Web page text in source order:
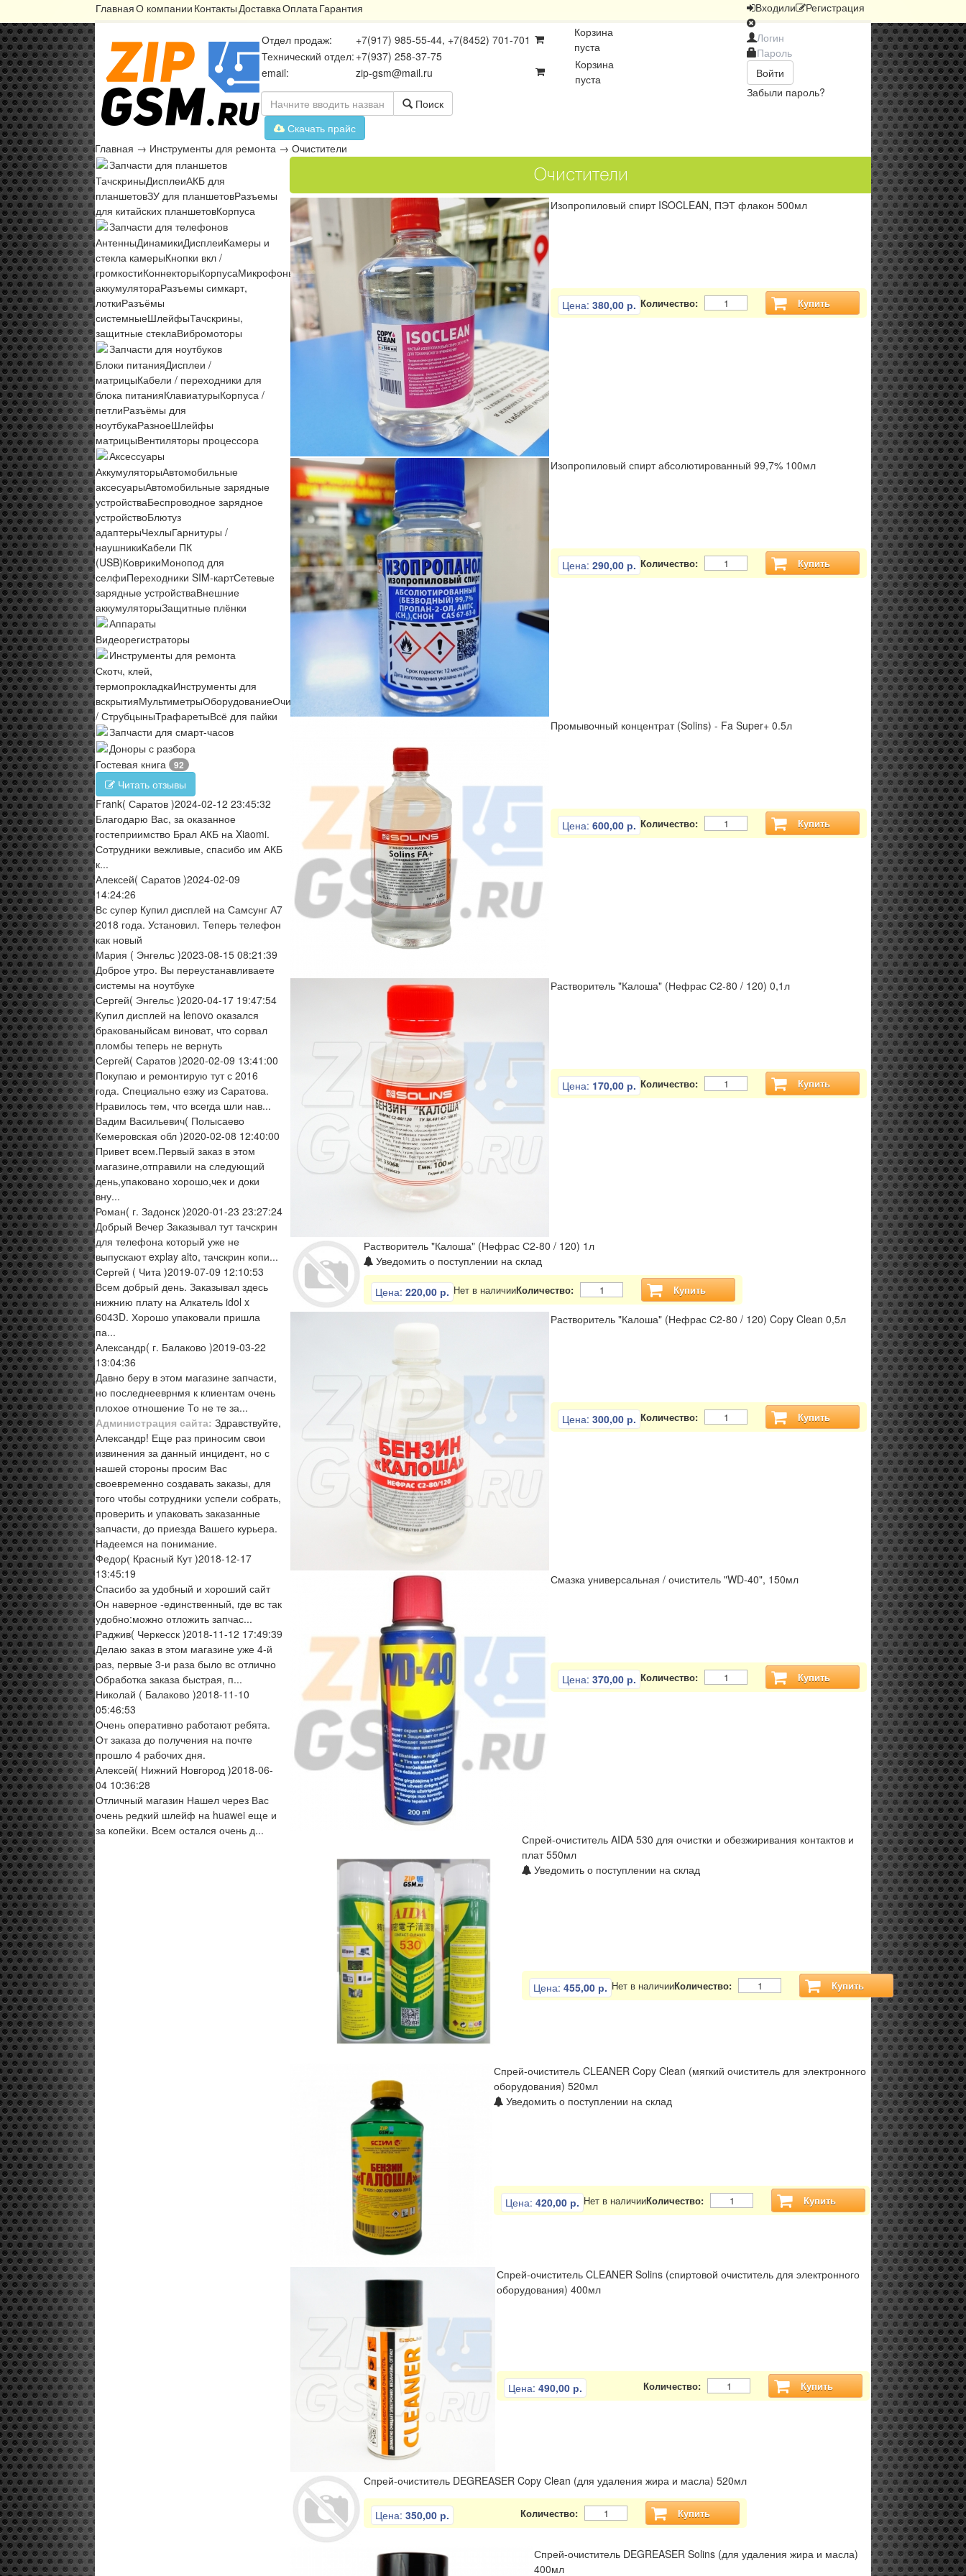
ГлавнаяО компании КонтактыДоставкаОплатаГарантия Входили Регистрация
Войти
Забыли пароль?
Отдел продаж:
+7(917) 985-55-44, +7(8452) 701-701
Технический отдел: +7(937) 258-37-75
email:
zip-gsm@mail.ru
Корзина
пуста
Корзина
пуста
Поиск
Скачать прайс
Главная → Инструменты для ремонта → Очистители
Запчасти для планшетов
ТачскриныДисплеиАКБ для
планшетовЗУ для планшетовРазъемы
для китайских планшетовКорпуса
Запчасти для телефонов
АнтенныДинамикиДисплеиКамеры и
стекла камерыКнопки вкл /
громкостиКоннекторыКорпусаМикрофоныМикросхемы ПлатыРазъёмы
аккумулятораРазъемы симкарт,
лоткиРазъёмы
системныеШлейфыТачскрины,
защитные стеклаВибромоторы
Запчасти для ноутбуков
Блоки питанияДисплеи /
матрицыКабели / переходники для
блока питанияКлавиатурыКорпуса /
петлиРазъёмы для
ноутбукаРазноеШлейфы
матрицыВентиляторы процессора
Аксессуары
АккумуляторыАвтомобильные
аксесуарыАвтомобильные зарядные
устройстваБеспроводное зарядное
устройствоБлютуз
адаптерыЧехлыГарнитуры /
наушникиКабели ПК
(USB)КоврикиМонопод для
селфиПереходники SIM-картСетевые
зарядные устройстваВнешние
аккумуляторыЗащитные плёнки
Аппараты
Видеорегистраторы
Инструменты для ремонта
Скотч, клей,
термопрокладкаИнструменты для
вскрытияМультиметрыОборудованиеОчистители ПинцетыРазноеТиски
/ СтрубцыныТрафаретыВсё для пайки
Запчасти для смарт-часов
Доноры с разбора
Гостевая книга
92
Читать отзывы
Frank( Саратов )2024-02-12 23:45:32
Благодарю Вас, за оказанное
гостеприимство Брал АКБ на Xiaomi.
Сотрудники вежливые, спасибо им АКБ
к...
Алексей( Саратов )2024-02-09
14:24:26
Вс супер Купил дисплей на Самсунг А7
2018 года. Установил. Теперь телефон
как новый
Мария ( Энгельс )2023-08-15 08:21:39
Доброе утро. Вы переустанавливаете
системы на ноутбуке
Сергей( Энгельс )2020-04-17 19:47:54
Купил дисплей на lenovo оказался
бракованыйсам виноват, что сорвал
пломбы теперь не вернуть
Сергей( Саратов )2020-02-09 13:41:00
Покупаю и ремонтирую тут с 2016
года. Специально езжу из Саратова.
Нравилось тем, что всегда шли нав...
Вадим Васильевич( Полысаево
Кемеровская обл )2020-02-08 12:40:00
Привет всем.Первый заказ в этом
магазине,отправили на следующий
день,упаковано хорошо,чек и доки
вну...
Роман( г. Задонск )2020-01-23 23:27:24
Добрый Вечер Заказывал тут тачскрин
для телефона который уже не
выпускают explay alto, тачскрин копи...
Сергей ( Чита )2019-07-09 12:10:53
Всем добрый день. Заказывал здесь
нижнию плату на Алкатель idol x
6043D. Хорошо упаковали пришла
па...
Александр( г. Балаково )2019-03-22
13:04:36
Давно беру в этом магазине запчасти,
но последнееврнмя к клиентам очень
плохое отношение То не те за...
Администрация сайта: Здравствуйте,
Александр! Еще раз приносим свои
извинения за данный инцидент, но с
нашей стороны просим Вас
своевременно создавать заказы, для
того чтобы сотрудники успели собрать,
проверить и упаковать заказанные
запчасти, до приезда Вашего курьера.
Надеемся на понимание.
Федор( Красный Кут )2018-12-17
13:45:19
Спасибо за удобный и хороший сайт
Он наверное -единственный, где вс так
удобно:можно отложить запчас...
Раджив( Черкесск )2018-11-12 17:49:39
Делаю заказ в этом магазине уже 4-й
раз, первые 3-и раза было вс отлично
Обработка заказа быстрая, п...
Николай ( Балаково )2018-11-10
05:46:53
Очень оперативно работают ребята.
От заказа до получения на почте
прошло 4 рабочих дня.
Алексей( Нижний Новгород )2018-06-
04 10:36:28
Отличный магазин Нашел через Вас
очень редкий шлейф на huawei еще и
за копейки. Всем остался очень д...
Очистители
Изопропиловый спирт ISOCLEAN, ПЭТ флакон 500мл
Цена: 380,00 р. Количество: Купить
Изопропиловый спирт абсолютированный 99,7% 100мл
Цена: 290,00 р. Количество: Купить
Промывочный концентрат (Solins) - Fa Super+ 0.5л
Цена: 600,00 р. Количество: Купить
Растворитель "Калоша" (Нефрас С2-80 / 120) 0,1л
Цена: 170,00 р. Количество: Купить
Растворитель "Калоша" (Нефрас С2-80 / 120) 1л
Уведомить о поступлении на склад
Цена: 220,00 р. Нет в наличииКоличество: Купить
Растворитель "Калоша" (Нефрас С2-80 / 120) Copy Clean 0,5л
Цена: 300,00 р. Количество: Купить
Смазка универсальная / очиститель "WD-40", 150мл
Цена: 370,00 р. Количество: Купить
Спрей-очиститель AIDA 530 для очистки и обезжиривания контактов и
плат 550мл
Уведомить о поступлении на склад
Цена: 455,00 р. Нет в наличииКоличество: Купить
Спрей-очиститель CLEANER Copy Clean (мягкий очиститель для электронного
оборудования) 520мл
Уведомить о поступлении на склад
Цена: 420,00 р. Нет в наличииКоличество: Купить
Спрей-очиститель CLEANER Solins (спиртовой очиститель для электронного
оборудования) 400мл
Цена: 490,00 р. Количество: Купить
Спрей-очиститель DEGREASER Copy Clean (для удаления жира и масла) 520мл
Цена: 350,00 р. Количество: Купить
Спрей-очиститель DEGREASER Solins (для удаления жира и масла)
400мл